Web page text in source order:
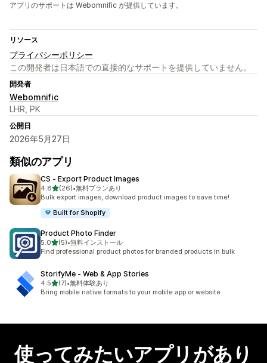
アプリのサポートは Webomnific が提供しています。
リソース
プライバシーポリシー
この開発者は日本語での直接的なサポートを提供していません。
開発者
Webomnific
LHR, PK
公開日
2026年5月27日
類似のアプリ
CS ‑ Export Product Images
4.85つ星中
(26)
合計レビュー数：26件
•無料プランあり
Bulk export images, download product images to save time!
Built for Shopify
Product Photo Finder
5.05つ星中
(5)
合計レビュー数：5件
•無料インストール
Find professional product photos for branded products in bulk
StorifyMe ‑ Web & App Stories
4.55つ星中
(7)
合計レビュー数：7件
•無料体験あり
Bring mobile native formats to your mobile app or website
使ってみたいアプリがあり